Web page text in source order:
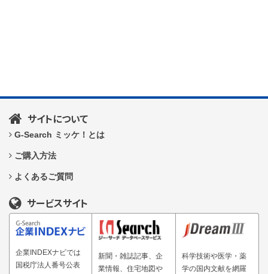
サイトについて
G-Search ミッケ！とは
ご購入方法
よくあるご質問
サービスサイト
企業INDEXナビでは
国税庁法人番号公表
新聞・雑誌記事、企
業情報、住宅地図や
科学技術や医学・薬
学の国内文献を網羅